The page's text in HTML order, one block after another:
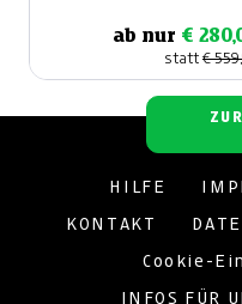
ab nur €
statt€
HILFE
KONTAKT
Cookie-
INFOS FÜR